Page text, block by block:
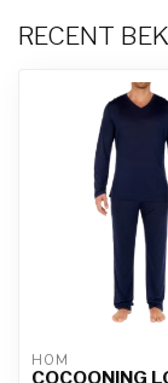
RECENT
HOM
COCOONING